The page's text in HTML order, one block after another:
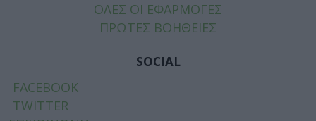
ΟΛΕΣ ΟΙ ΕΦΑΡΜΟΓΕΣ
ΠΡΩΤΕΣ ΒΟΗΘΕΙΕΣ
SOCIAL
FACEBOOK
TWITTER